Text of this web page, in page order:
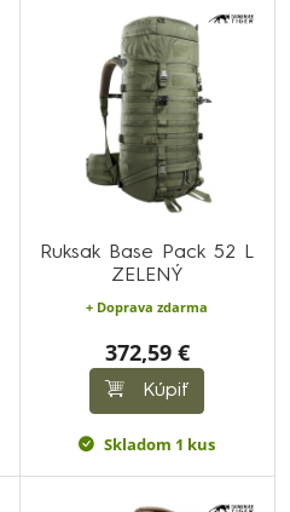
Ruksak Base Pack 52 L
ZELENÝ
+ Doprava zdarma
372,59 €
Kúpiť
Skladom 1 kus